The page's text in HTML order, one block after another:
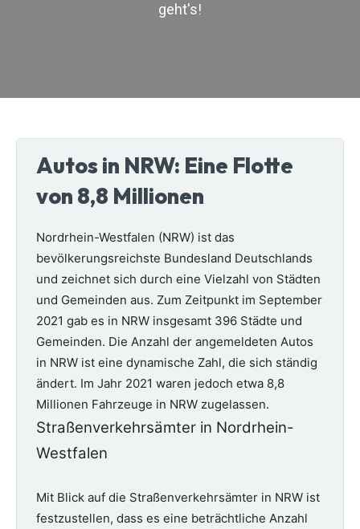
geht's!
Autos in NRW: Eine Flotte
von 8,8 Millionen
Nordrhein-Westfalen (NRW) ist das
bevölkerungsreichste Bundesland Deutschlands
und zeichnet sich durch eine Vielzahl von Städten
und Gemeinden aus. Zum Zeitpunkt im September
2021 gab es in NRW insgesamt 396 Städte und
Gemeinden. Die Anzahl der angemeldeten Autos
in NRW ist eine dynamische Zahl, die sich ständig
ändert. Im Jahr 2021 waren jedoch etwa 8,8
Millionen Fahrzeuge in NRW zugelassen.
Straßenverkehrsämter in Nordrhein-
Westfalen
Mit Blick auf die Straßenverkehrsämter in NRW ist
festzustellen, dass es eine beträchtliche Anzahl